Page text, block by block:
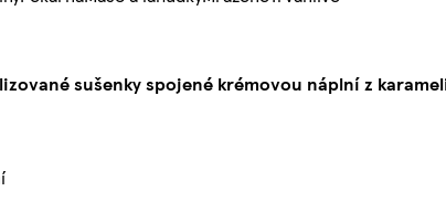
sušenky spojené krémovou náplní z